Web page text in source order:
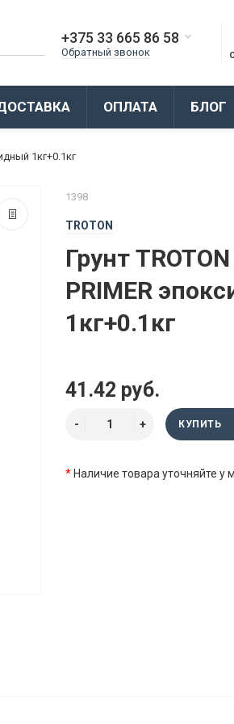
+375 33 665 86 58
Обратный звонок
ОПЛАТА БЛОГ
1кг+0.1кг
1398
TROTON
Грунт
PRIMER
1кг+0.1кг
41.42 руб.
КУПИТЬ
* Наличие товара уточняйте у